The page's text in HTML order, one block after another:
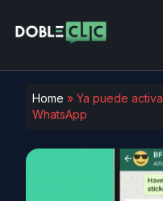
Home » Ya puede
WhatsApp